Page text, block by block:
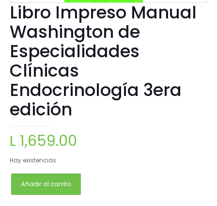
Libro Impreso Manual
Washington de
Especialidades
Clínicas
Endocrinología 3era
edición
L 1,659.00
Hay existencias
Añadir al carrito